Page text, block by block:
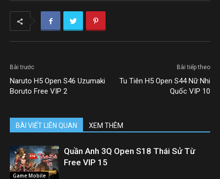
Bài trước
Naruto H5 Open S46 Uzumaki
Boruto Free VIP 2
Bài tiếp theo
Tu Tiên H5 Open S44 Nữ Nhi
Quốc VIP 10
BÀI VIẾT LIÊN QUAN XEM THÊM
Game Mobile
Quần Anh 3Q Open S18 Thái Sử Từ
Free VIP 15